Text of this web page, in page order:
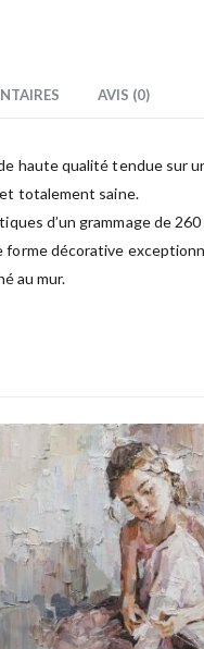
AVIS (0)
haute qualité tendue sur
totalement saine.
d’un grammage de
décorative
au mur.